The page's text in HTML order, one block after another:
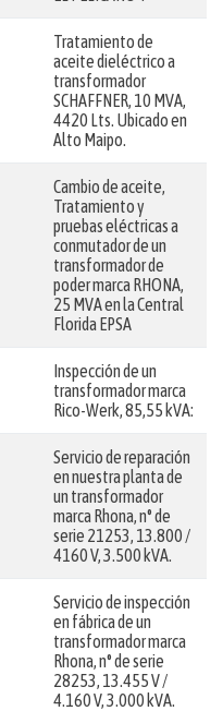
Tratamiento de
aceite dieléctrico a
transformador
SCHAFFNER, 10 MVA,
4420 Lts. Ubicado en
Alto Maipo.
Cambio de aceite,
Tratamiento y
pruebas eléctricas a
conmutador de un
transformador de
poder marca RHONA,
25 MVA en la Central
Florida EPSA
Inspección de un
transformador marca
Rico-Werk, 85,55 kVA:
Servicio de reparación
en nuestra planta de
un transformador
marca Rhona, n° de
serie 21253, 13.800 /
4160 V, 3.500 kVA.
Servicio de inspección
en fábrica de un
transformador marca
Rhona, n° de serie
28253, 13.455 V /
4.160 V, 3.000 kVA.